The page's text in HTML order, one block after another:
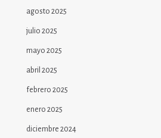
agosto 2025
julio 2025
mayo 2025
abril 2025
febrero 2025
enero 2025
diciembre 2024